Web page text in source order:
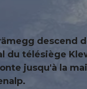
descend
du télésiège
jusqu'à la